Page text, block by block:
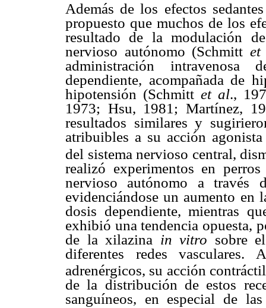
Además de los efectos
propuesto que muchos de los
resultado de la modulación
nervioso autónomo (Schmittet
administración intravenosa
dependiente, acompañada de
hipotensión (Schmittet al.,
1973; Hsu, 1981; Martínez,
resultados similares y
atribuibles a su acción
del sistema nervioso central,
realizó experimentos en
nervioso autónomo a través
evidenciándose un aumento
dosis dependiente, mientras
exhibió una tendencia opuesta,
de la xilazina in vitro sobre
diferentes redes
adrenérgicos, su acción
de la distribución de estos
sanguíneos, en especial de